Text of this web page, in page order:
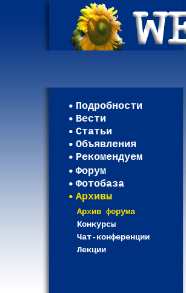
Подробности
Вести
Статьи
Объявления
Рекомендуем
Форум
Фотобаза
Архивы
Архив форума
Конкурсы
Чат-конференции
Лекции